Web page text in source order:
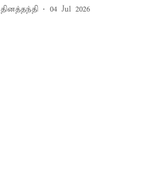
தினத்தந்தி 04 Jul 2026